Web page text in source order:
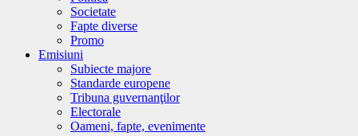
Societate
Fapte diverse
Promo
Emisiuni
Subiecte majore
Standarde europene
Tribuna guvernanţilor
Electorale
Oameni, fapte, evenimente